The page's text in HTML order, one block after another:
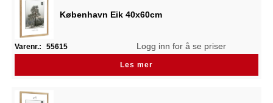
København Eik 40x60cm
Varenr.: 55615 Logg inn for å se priser
Les mer